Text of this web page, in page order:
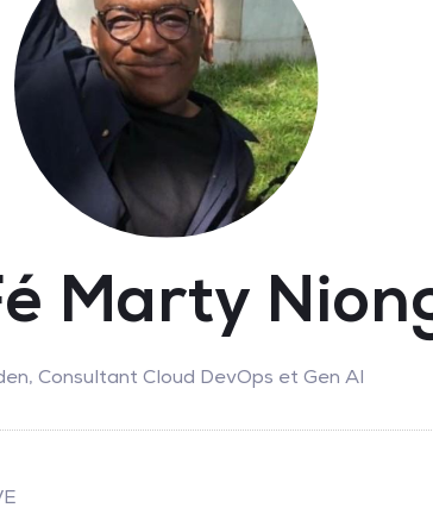
Marty
Consultant Cloud DevOps et Gen AI